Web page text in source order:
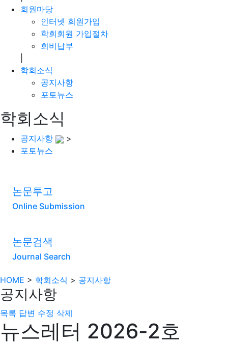
회원마당
인터넷 회원가입
학회회원 가입절차
회비납부
학회소식
공지사항
포토뉴스
학회소식
공지사항
>
포토뉴스
논문투고
Online Submission
논문검색
Journal Search
HOME > 학회소식 > 공지사항
공지사항
목록 답변 수정 삭제
뉴스레터 2026-2호